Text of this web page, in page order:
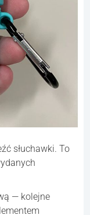
słuchawki. To
— kolejne